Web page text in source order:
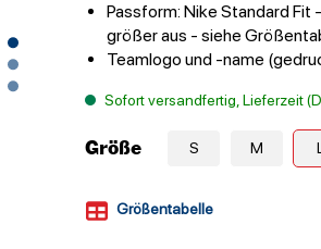
Passform: Nike Standard Fit
größer aus - siehe
Teamlogo und -name
Sofort versandfertig, Lieferzeit
Größe S M
Größentabelle